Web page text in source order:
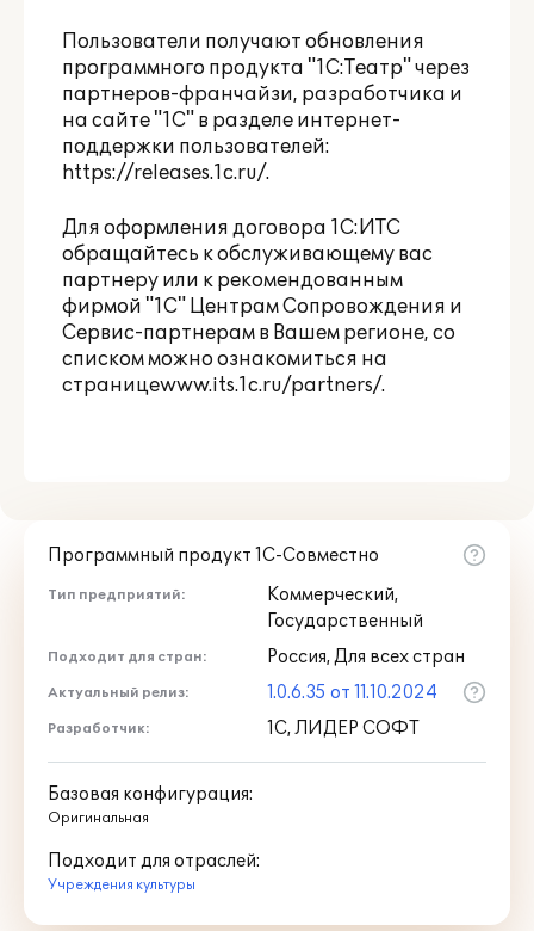
Пользователи получают обновления
программного продукта "1С:Театр" через
партнеров-франчайзи, разработчика и
на сайте "1С" в разделе интернет-
поддержки пользователей:
https://releases.1c.ru/.
Для оформления договора 1С:ИТС
обращайтесь к обслуживающему вас
партнеру или к рекомендованным
фирмой "1С" Центрам Сопровождения и
Сервис-партнерам в Вашем регионе, со
списком можно ознакомиться на
страницеwww.its.1c.ru/partners/.
Программный продукт 1С-Совместно
Тип предприятий:
Коммерческий,
Государственный
Подходит для стран: Россия, Для всех стран
Актуальный релиз: 1.0.6.35 от 11.10.2024
Разработчик: 1С, ЛИДЕР СОФТ
Базовая конфигурация:
Оригинальная
Подходит для отраслей:
Учреждения культуры